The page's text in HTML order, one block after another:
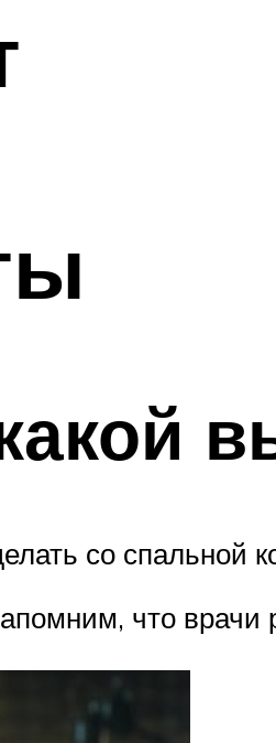
со спальной
что врачи